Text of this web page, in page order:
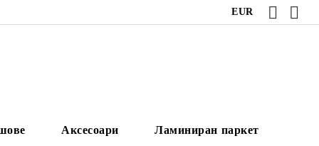
EUR
Аксесоари Ламиниран паркет